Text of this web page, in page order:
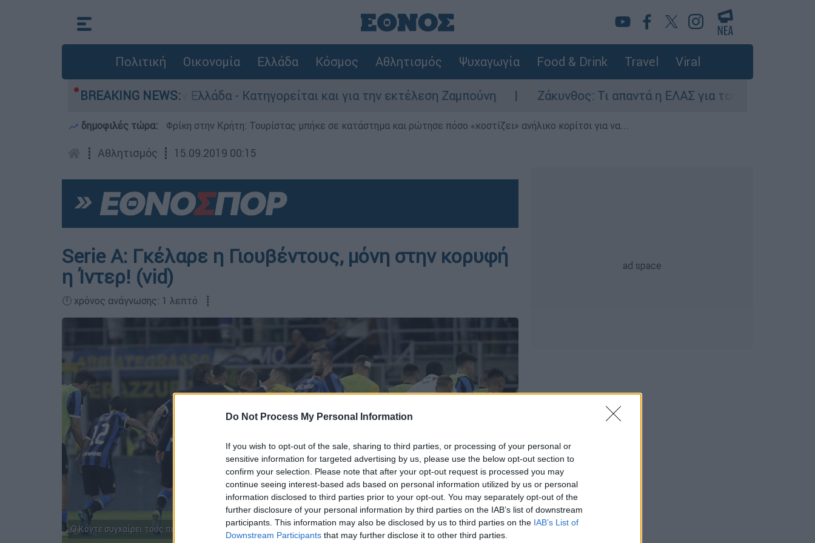
Do Not Process My Personal Information
If you wish to opt-out of the sale, sharing to third parties, or processing of your personal or
sensitive information for targeted advertising by us, please use the below opt-out section to
confirm your selection. Please note that after your opt-out request is processed you may
continue seeing interest-based ads based on personal information utilized by us or personal
information disclosed to third parties prior to your opt-out. You may separately opt-out of the
further disclosure of your personal information by third parties on the IAB’s list of downstream
participants. This information may also be disclosed by us to third parties on the IAB’s List of
Downstream Participants that may further disclose it to other third parties.
Πολιτική Οικονομία Ελλάδα Κόσμος Αθλητισμός Ψυχαγωγία Food & Drink Travel Viral
BREAKING NEWS:
ανθρωποκτονίες στην Ελλάδα - Κατηγορείται και για την εκτέλεση Ζαμπούνη Ζάκυνθος: Τι απαντά η ΕΛΑΣ για τους 8 βιασμούς
δημοφιλές τώρα: Φρίκη στην Κρήτη: Τουρίστας μπήκε σε κατάστημα και ρώτησε πόσο «κοστίζει» ανήλικο κορίτσι για να...
┋ Αθλητισμός ┋ 15.09.2019 00:15
Serie A: Γκέλαρε η Γιουβέντους, μόνη στην κορυφή
η Ίντερ! (vid)
🕛 χρόνος ανάγνωσης: 1 λεπτό ┋
Ο Κόντε συγχαίρει τους ποδοσφαιριστές του (AP Photo/Luca Bruno)